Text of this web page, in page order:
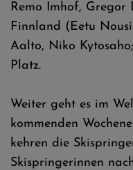
Remo Imhof, Gregor
Finnland (Eetu
Aalto, Niko
Platz.
Weiter geht es im
kommenden
kehren die
Skispringerinnen